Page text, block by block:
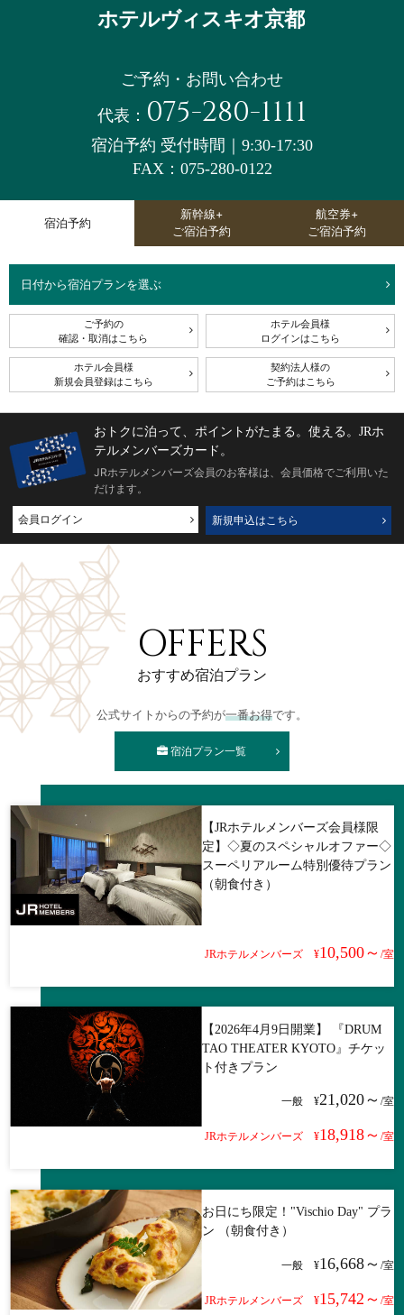
ホテルヴィスキオ京都
ご予約・お問い合わせ
代表： 075-280-1111
宿泊予約 受付時間｜9:30-17:30
FAX：075-280-0122
宿泊予約
新幹線+
ご宿泊予約
航空券+
ご宿泊予約
日付から宿泊プランを選ぶ
ご予約の
確認・取消はこちら
ホテル会員様
ログインはこちら
ホテル会員様
新規会員登録はこちら
契約法人様の
ご予約はこちら
おトクに泊って、ポイントがたまる。使える。JRホ
テルメンバーズカード。
JRホテルメンバーズ会員のお客様は、会員価格でご利用いた
だけます。
会員ログイン 新規申込はこちら
OFFERS
おすすめ宿泊プラン
公式サイトからの予約が一番お得です。
宿泊プラン一覧
【JRホテルメンバーズ会員様限
定】◇夏のスペシャルオファー◇
スーペリアルーム特別優待プラン
（朝食付き）
JRホテルメンバーズ ¥10,500～ /室
【2026年4月9日開業】 『DRUM
TAO THEATER KYOTO』チケッ
ト付きプラン
一般 ¥21,020～ /室
JRホテルメンバーズ ¥18,918～ /室
お日にち限定！"Vischio Day" プラ
ン （朝食付き）
一般 ¥16,668～ /室
JRホテルメンバーズ ¥15,742～ /室